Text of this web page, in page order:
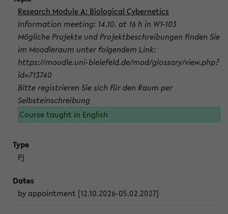
Research Module A: Biological Cybernetics
Information meeting: 14.10. at 16 h in W1-103
Mögliche Projekte und Projektbeschreibungen finden Sie
im Moodleraum unter folgendem Link:
https://moodle.uni-bielefeld.de/mod/glossary/view.php?
id=713740
Bitte registrieren Sie sich für den Raum per
Selbsteinschreibung
Course taught in English
Pj
by appointment [12.10.2026-05.02.2027]